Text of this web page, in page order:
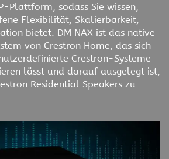
Plattform, sodass Sie wissen,
Flexibilität, Skalierbarkeit,
bietet. DM NAX ist das native
von Crestron Home, das sich
Crestron-Systeme
lässt und darauf ausgelegt ist,
Residential Speakers zu